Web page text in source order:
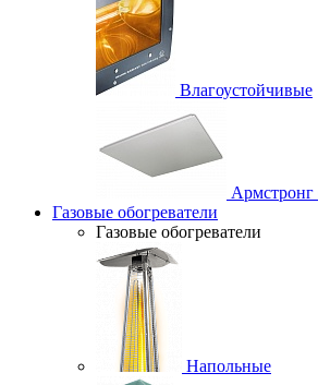
Влагоустойчивые
Армстронг
Газовые обогреватели
Газовые обогреватели
Напольные